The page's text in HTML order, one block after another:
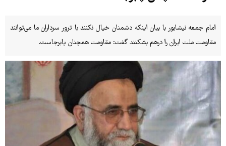
امام جمعه نیشابور با بیان اینکه دشمنان خیال نکنند با ترور سرداران ما می‌توانند
مقاومت ملت ایران را درهم بشکنند گفت: مقاومت همچنان پابرجاست.